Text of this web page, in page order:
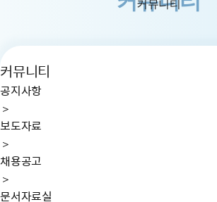
커뮤니티
커뮤니티
공지사항
＞
보도자료
＞
채용공고
＞
문서자료실